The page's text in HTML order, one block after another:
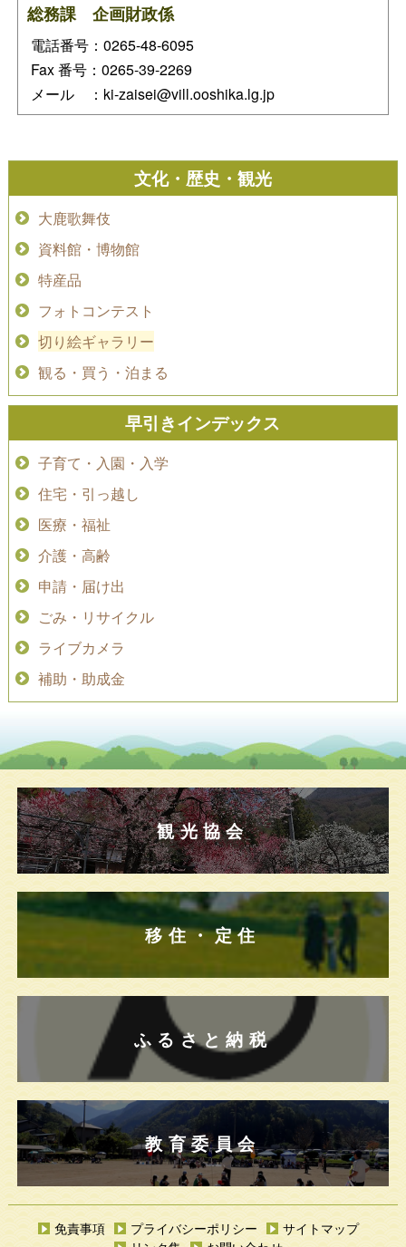
総務課 企画財政係
電話番号：0265-48-6095
Fax 番号：0265-39-2269
メール ：ki-zaisei@vill.ooshika.lg.jp
文化・歴史・観光
大鹿歌舞伎
資料館・博物館
特産品
フォトコンテスト
切り絵ギャラリー
観る・買う・泊まる
早引きインデックス
子育て・入園・入学
住宅・引っ越し
医療・福祉
介護・高齢
申請・届け出
ごみ・リサイクル
ライブカメラ
補助・助成金
観光協会
移住・定住
ふるさと納税
教育委員会
免責事項 プライバシーポリシー
サイトマップ